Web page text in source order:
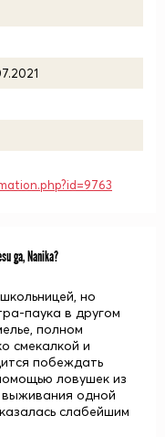
ga, Nanika?
но
паука в другом
полном
смекалкой и
побеждать
ловушек из
выживания одной
слабейшим